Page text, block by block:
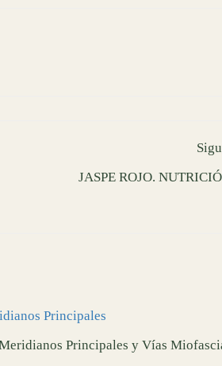
JASPE ROJO.
Principales y Vías